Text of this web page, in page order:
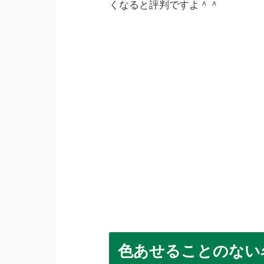
くなると評判ですよ＾＾
色あせることのない